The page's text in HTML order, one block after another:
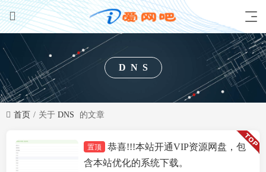
DNS
首页 关于 DNS 的文章
技术方案
置顶
恭喜!!!本站开通VIP资源网盘，包
含本站优化的系统下载。